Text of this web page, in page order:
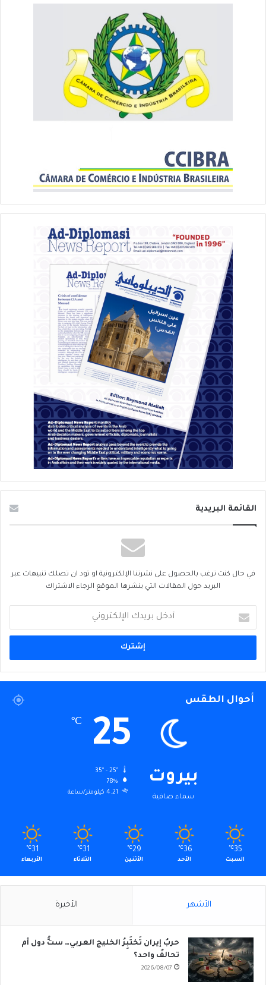
القائمة البريدية
في حال كنت ترغب بالحصول على نشرتنا الإلكترونية او تود ان تصلك تنبيهات عبر
البريد حول المقالات التي ينشرها الموقع الرجاء الاشتراك
بريدك
الإلكتروني
أحوال الطقس
بيروت
سماء صافية
25
℃
78%
4.21 كيلومتر/ساعة
35
℃
السبت
36
℃
الأحد
29
℃
الأثنين
31
℃
الثلاثاء
31
℃
الأربعاء
الأشهر الأخيرة
حربُ إيران تَختَبِرُ الخليج العربي… ستُّ دول أم
تحالفٌ واحد؟
2026/08/07